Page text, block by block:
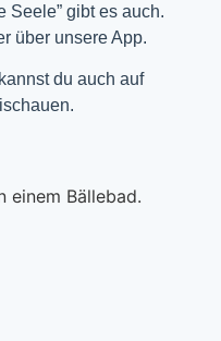
Seele” gibt es auch.
über unsere App.
du auch auf